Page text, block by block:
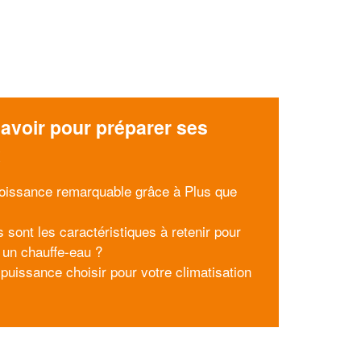
pour préparer ses
remarquable grâce à Plus que
sont les caractéristiques à retenir pour
chauffe-eau ?
choisir pour votre climatisation